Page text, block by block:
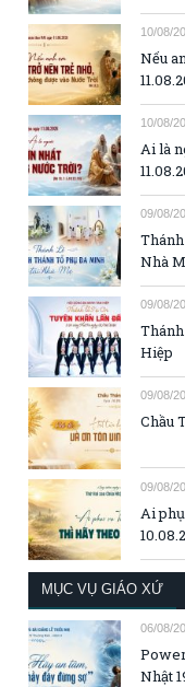
10/08/
Nếu
10/08/
Ai là
09/08/
Nhà
09/08/
Hiệp
09/08/
Chầu
09/08/
Ai
MỤC VỤ GIÁO XỨ
06/08/
Nhật